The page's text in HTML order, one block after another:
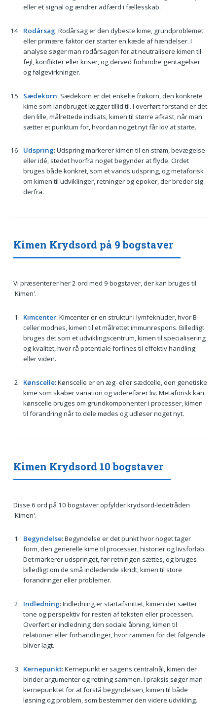
eller et signal og ændrer adfærd i fællesskab.
Rodårsag: Rodårsag er den dybeste kime, grundproblemet
eller primære faktor der starter en kæde af hændelser. I
analyse søger man rodårsagen for at neutralisere kimen til
fejl, konflikter eller kriser, og derved forhindre gentagelser
og følgevirkninger.
Sædekorn: Sædekorn er det enkelte frøkorn, den konkrete
kime som landbruget lægger tillid til. I overført forstand er det
den lille, målrettede indsats, kimen til større afkast, når man
sætter et punktum for, hvordan noget nyt får lov at starte.
Udspring: Udspring markerer kimen til en strøm, bevægelse
eller idé, stedet hvorfra noget begynder at flyde. Ordet
bruges både konkret, som et vands udspring, og metaforisk
om kimen til udviklinger, retninger og epoker, der breder sig
derfra.
Kimen Krydsord på 9 bogstaver
Vi præsenterer her 2 ord med 9 bogstaver, der kan bruges til
'Kimen'.
Kimcenter: Kimcenter er en struktur i lymfeknuder, hvor B-
celler modnes, kimen til et målrettet immunrespons. Billedligt
bruges det som et udviklingscentrum, kimen til specialisering
og kvalitet, hvor rå potentiale forfines til effektiv handling
eller viden.
Kønscelle: Kønscelle er en æg- eller sædcelle, den genetiske
kime som skaber variation og viderefører liv. Metaforisk kan
kønscelle bruges om grundkomponenter i processer, kimen
til forandring når to dele mødes og udløser noget nyt.
Kimen Krydsord 10 bogstaver
Disse 6 ord på 10 bogstaver opfylder krydsord-ledetråden
'Kimen'.
Begyndelse: Begyndelse er det punkt hvor noget tager
form, den generelle kime til processer, historier og livsforløb.
Det markerer udspringet, før retningen sættes, og bruges
billedligt om de små indledende skridt, kimen til store
forandringer eller problemer.
Indledning: Indledning er startafsnittet, kimen der sætter
tone og perspektiv for resten af teksten eller processen.
Overført er indledning den sociale åbning, kimen til
relationer eller forhandlinger, hvor rammen for det følgende
bliver lagt.
Kernepunkt: Kernepunkt er sagens centralnål, kimen der
binder argumenter og retning sammen. I praksis søger man
kernepunktet for at forstå begyndelsen, kimen til både
løsning og problem, som bestemmer den videre udvikling.